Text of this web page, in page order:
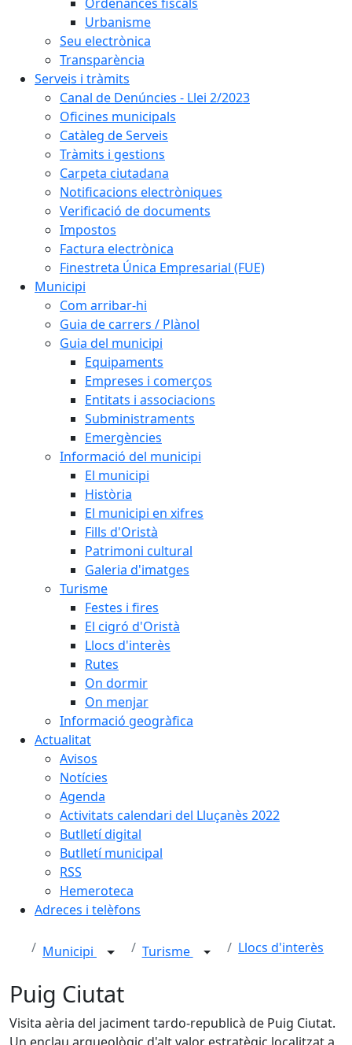
Urbanisme
Seu electrònica
Transparència
Serveis i tràmits
Canal de Denúncies - Llei 2/2023
Oficines municipals
Catàleg de Serveis
Tràmits i gestions
Carpeta ciutadana
Notificacions electròniques
Verificació de documents
Impostos
Factura electrònica
Finestreta Única Empresarial (FUE)
Municipi
Com arribar-hi
Guia de carrers / Plànol
Guia del municipi
Equipaments
Empreses i comerços
Entitats i associacions
Subministraments
Emergències
Informació del municipi
El municipi
Història
El municipi en xifres
Fills d'Oristà
Patrimoni cultural
Galeria d'imatges
Turisme
Festes i fires
El cigró d'Oristà
Llocs d'interès
Rutes
On dormir
On menjar
Informació geogràfica
Actualitat
Avisos
Notícies
Agenda
Activitats calendari del Lluçanès 2022
Butlletí digital
Butlletí municipal
RSS
Hemeroteca
Adreces i telèfons
Municipi Turisme Llocs d'interès
Puig Ciutat
Visita aèria del jaciment tardo-republicà de Puig Ciutat.